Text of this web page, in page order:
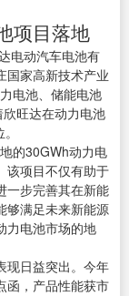
项目落地
电动汽车电池有
国家高新技术产业
电池、储能电池
旺达在动力电池
的30GWh动力电
该项目不仅有助于
一步完善其在新能
够满足未来新能源
力电池市场的地
现日益突出。今年
函，产品性能获市